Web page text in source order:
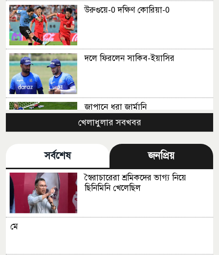
উরুগুয়ে-0 দক্ষিণ কোরিয়া-0
দলে ফিরলেন সাকিব-ইয়াসির
জাপানে ধরা জার্মানি
কোস্টারিকার জালে স্পেনের ৭ গোল
টি-টেন ক্রিকেট এবার শ্রীলঙ্কায়
খেলাধুলার সবখবর
সর্বশেষ জনপ্রিয়
স্বৈরাচারেরা শ্রমিকদের ভাগ্য নিয়ে
ছিনিমিনি খেলেছিল
মে